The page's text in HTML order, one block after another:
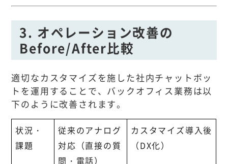
3. オペレーション改善の
Before/After比較
適切なカスタマイズを施した社内チャットボッ
トを運用することで、バックオフィス業務は以
下のように改善されます。
状況・
課題
従来のアナログ
対応（直接の質
問・電話）
カスタマイズ導入後
（DX化）